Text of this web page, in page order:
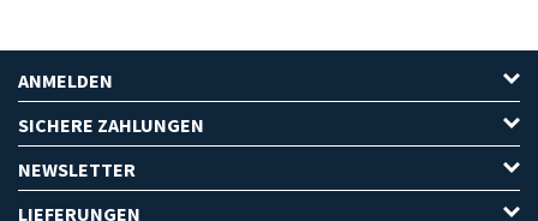
ANMELDEN
SICHERE ZAHLUNGEN
NEWSLETTER
LIEFERUNGEN